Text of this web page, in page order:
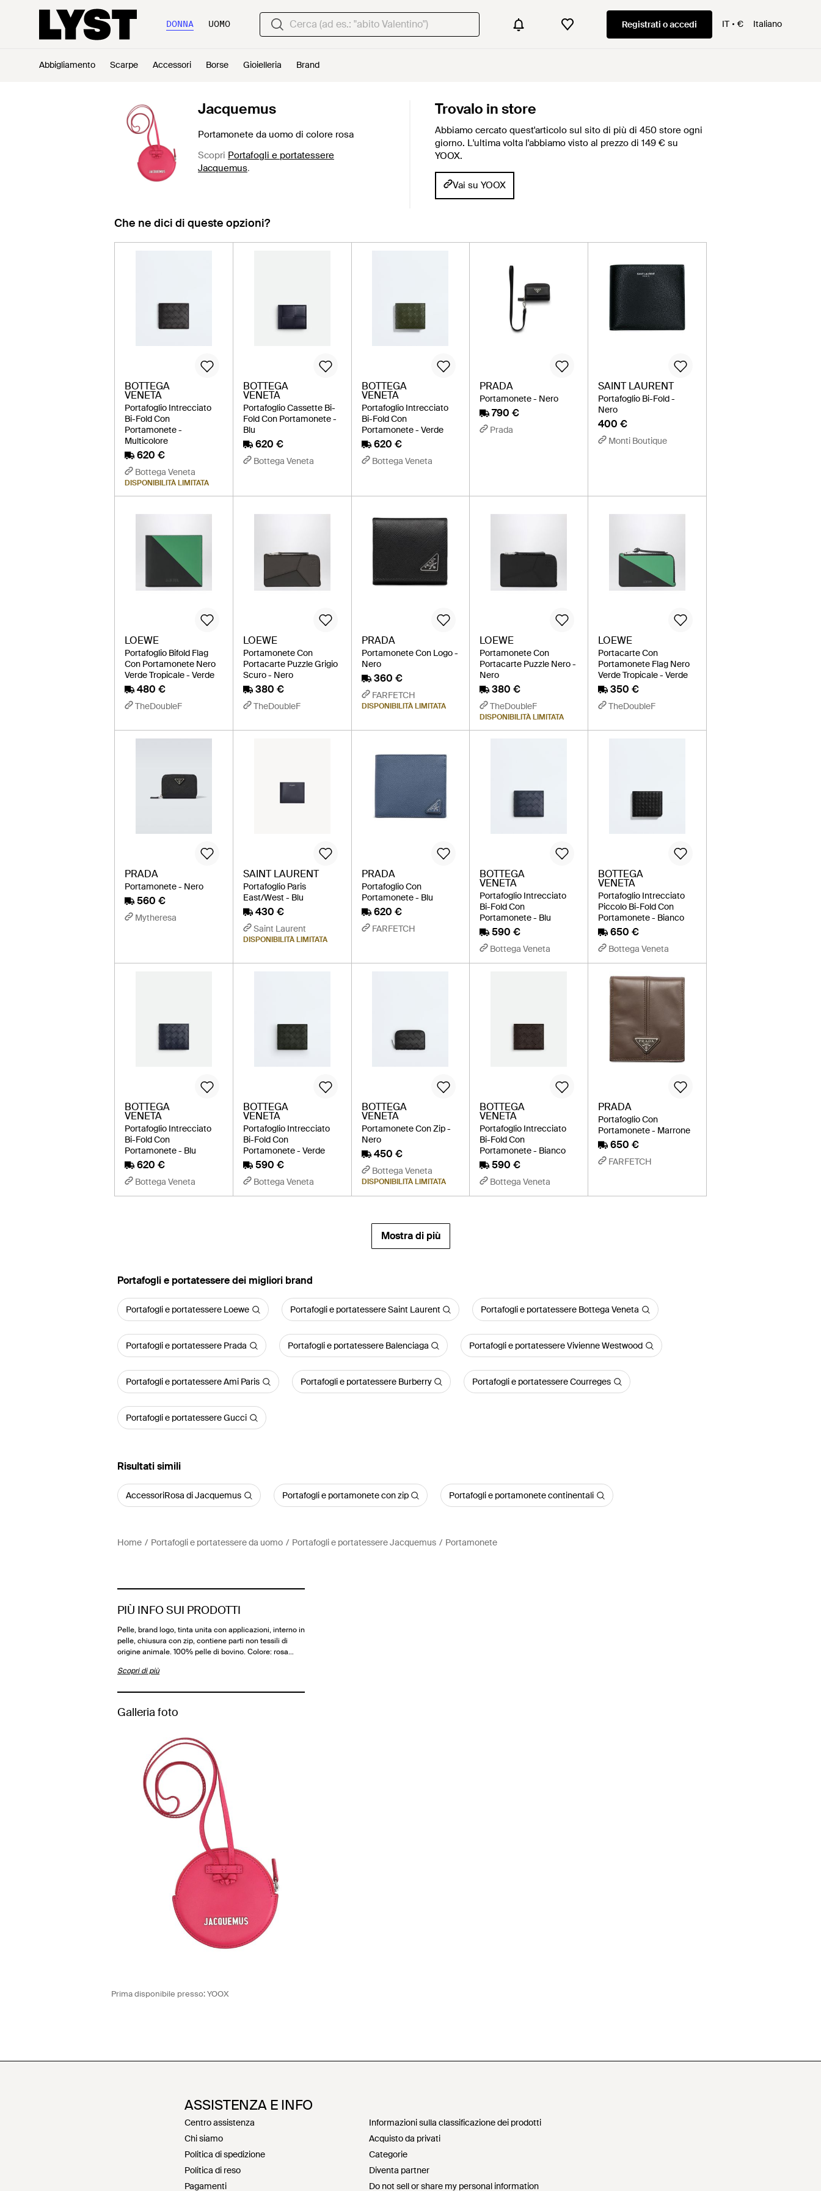
DONNA UOMO Registrati o accedi IT € Italiano
Abbigliamento Scarpe Accessori Borse Gioielleria Brand
Jacquemus
Portamonete da uomo di colore rosa
Scopri Portafogli e portatessere
Jacquemus.
Trovalo in store
Abbiamo cercato quest'articolo sul sito di più di 450 store ogni
giorno. L'ultima volta l'abbiamo visto al prezzo di 149 € su
YOOX.
Vai su YOOX
Che ne dici di queste opzioni?
BOTTEGA
VENETA
Portafoglio Intrecciato
Bi-Fold Con
Portamonete -
Multicolore
620 €
Bottega Veneta
DISPONIBILITÀ LIMITATA
BOTTEGA
VENETA
Portafoglio Cassette Bi-
Fold Con Portamonete -
Blu
620 €
Bottega Veneta
BOTTEGA
VENETA
Portafoglio Intrecciato
Bi-Fold Con
Portamonete - Verde
620 €
Bottega Veneta
PRADA
Portamonete - Nero
790 €
Prada
SAINT LAURENT
Portafoglio Bi-Fold -
Nero
400 €
Monti Boutique
LOEWE
Portafoglio Bifold Flag
Con Portamonete Nero
Verde Tropicale - Verde
480 €
TheDoubleF
LOEWE
Portamonete Con
Portacarte Puzzle Grigio
Scuro - Nero
380 €
TheDoubleF
PRADA
Portamonete Con Logo -
Nero
360 €
FARFETCH
DISPONIBILITÀ LIMITATA
LOEWE
Portamonete Con
Portacarte Puzzle Nero -
Nero
380 €
TheDoubleF
DISPONIBILITÀ LIMITATA
LOEWE
Portacarte Con
Portamonete Flag Nero
Verde Tropicale - Verde
350 €
TheDoubleF
PRADA
Portamonete - Nero
560 €
Mytheresa
SAINT LAURENT
Portafoglio Paris
East/West - Blu
430 €
Saint Laurent
DISPONIBILITÀ LIMITATA
PRADA
Portafoglio Con
Portamonete - Blu
620 €
FARFETCH
BOTTEGA
VENETA
Portafoglio Intrecciato
Bi-Fold Con
Portamonete - Blu
590 €
Bottega Veneta
BOTTEGA
VENETA
Portafoglio Intrecciato
Piccolo Bi-Fold Con
Portamonete - Bianco
650 €
Bottega Veneta
BOTTEGA
VENETA
Portafoglio Intrecciato
Bi-Fold Con
Portamonete - Blu
620 €
Bottega Veneta
BOTTEGA
VENETA
Portafoglio Intrecciato
Bi-Fold Con
Portamonete - Verde
590 €
Bottega Veneta
BOTTEGA
VENETA
Portamonete Con Zip -
Nero
450 €
Bottega Veneta
DISPONIBILITÀ LIMITATA
BOTTEGA
VENETA
Portafoglio Intrecciato
Bi-Fold Con
Portamonete - Bianco
590 €
Bottega Veneta
PRADA
Portafoglio Con
Portamonete - Marrone
650 €
FARFETCH
Mostra di più
‪Portafogli e portatessere‬ dei migliori brand
Portafogli e portatessere Loewe Portafogli e portatessere Saint Laurent Portafogli e portatessere Bottega Veneta
Portafogli e portatessere Prada Portafogli e portatessere Balenciaga Portafogli e portatessere Vivienne Westwood
Portafogli e portatessere Ami Paris Portafogli e portatessere Burberry Portafogli e portatessere Courreges
Portafogli e portatessere Gucci
Risultati simili
AccessoriRosa di Jacquemus Portafogli e portamonete con zip Portafogli e portamonete continentali
Home Portafogli e portatessere da uomo Portafogli e portatessere Jacquemus Portamonete
PIÙ INFO SUI PRODOTTI
Pelle, brand logo, tinta unita con applicazioni, interno in
pelle, chiusura con zip, contiene parti non tessili di
origine animale. 100% pelle di bovino. Colore: rosa…
Scopri di più
Galleria foto
Prima disponibile presso:YOOX
ASSISTENZA E INFO
Centro assistenza
Chi siamo
Politica di spedizione
Politica di reso
Pagamenti
Informazioni sulla classificazione dei prodotti
Acquisto da privati
Categorie
Diventa partner
Do not sell or share my personal information